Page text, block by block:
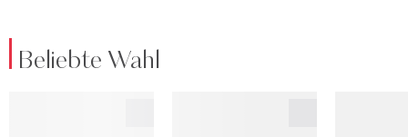
Beliebte Wahl